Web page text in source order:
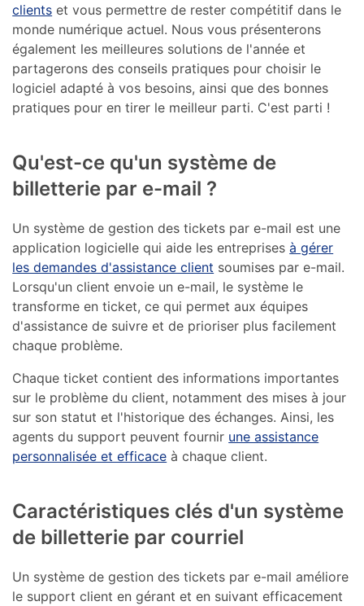
clients et vous permettre de rester compétitif dans le
monde numérique actuel. Nous vous présenterons
également les meilleures solutions de l'année et
partagerons des conseils pratiques pour choisir le
logiciel adapté à vos besoins, ainsi que des bonnes
pratiques pour en tirer le meilleur parti. C'est parti !
Qu'est-ce qu'un système de
billetterie par e-mail ?
Un système de gestion des tickets par e-mail est une
application logicielle qui aide les entreprisesà gérer
les demandes d'assistance client soumises par e-mail.
Lorsqu'un client envoie un e-mail, le système le
transforme en ticket, ce qui permet aux équipes
d'assistance de suivre et de prioriser plus facilement
chaque problème.
Chaque ticket contient des informations importantes
sur le problème du client, notamment des mises à jour
sur son statut et l'historique des échanges. Ainsi, les
agents du support peuvent fournir une assistance
personnalisée et efficace à chaque client.
Caractéristiques clés d'un système
de billetterie par courriel
Un système de gestion des tickets par e-mail améliore
le support client en gérant et en suivant efficacement